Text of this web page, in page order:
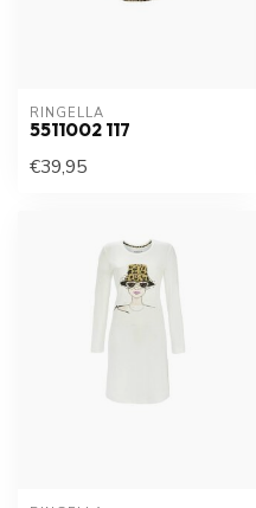
RINGELLA
5511002 117
€39,95